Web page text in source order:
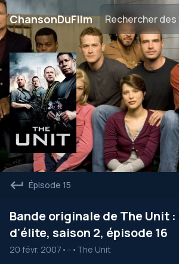
ChansonDuFilm․
Épisode 15
Bande originale de The Unit
d'élite, saison 2, épisode 16
20 févr. 2007 • -- • The Unit